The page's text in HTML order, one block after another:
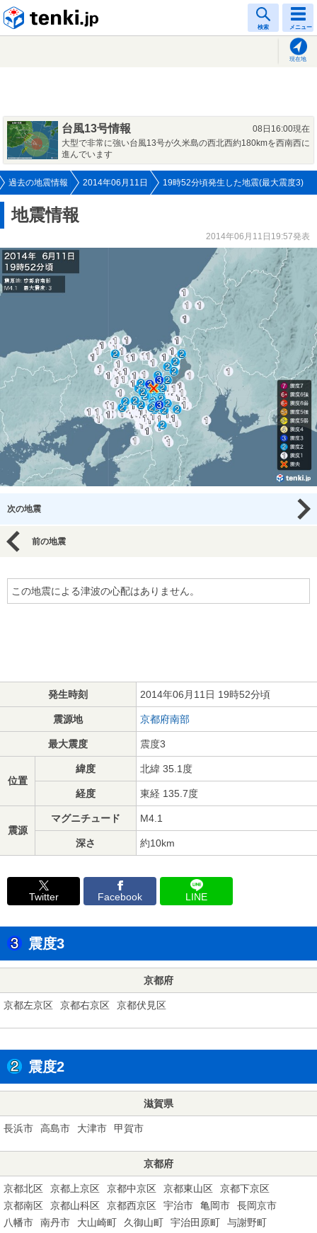
検索 メニュー
現在地
台風13号情報
08日16:00現在
大型で非常に強い台風13号が久米島の西北西約180kmを西南西に
進んでいます
過去の地震情報 2014年06月11日 19時52分頃発生した地震(最大震度3)
地震情報
2014年06月11日19:57発表
次の地震
前の地震
この地震による津波の心配はありません。
発生時刻 2014年06月11日 19時52分頃
震源地 京都府南部
最大震度 震度3
位置
緯度 北緯 35.1度
経度 東経 135.7度
震源
マグニチュード M4.1
深さ 約10km
Twitter Facebook LINE
震度3
京都府
京都左京区 京都右京区 京都伏見区
震度2
滋賀県
長浜市 高島市 大津市 甲賀市
京都府
京都北区 京都上京区 京都中京区 京都東山区
京都下京区
京都南区
京都山科区 京都西京区 宇治市 亀岡市
長岡京市
八幡市
南丹市 大山崎町 久御山町 宇治田原町 与謝野町